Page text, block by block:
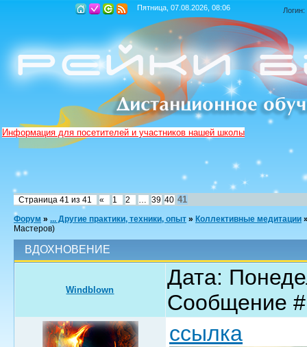
Пятница, 07.08.2026, 08:06 Логин:
Информация для посетителей и участников нашей школы
Страница 41 из 41 « 1 2 39 40 41
Форум » ... Другие практики, техники, опыт » Коллективные медитации
Мастеров)
ВДОХНОВЕНИЕ
Windblown
Дата:
Сообщение
ссылка